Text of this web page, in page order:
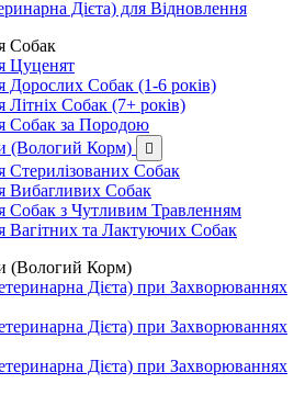
Дієта) для Відновлення
Собак
Цуценят
Собак (1-6 років)
Собак (7+ років)
Собак за Породою
(Вологий Корм)

Собак
Вибагливих Собак
Собак з Чутливим Травленням
Вагітних та Лактуючих Собак
(Вологий Корм)
Дієта) при Захворюваннях
Дієта) при Захворюваннях
Дієта) при Захворюваннях